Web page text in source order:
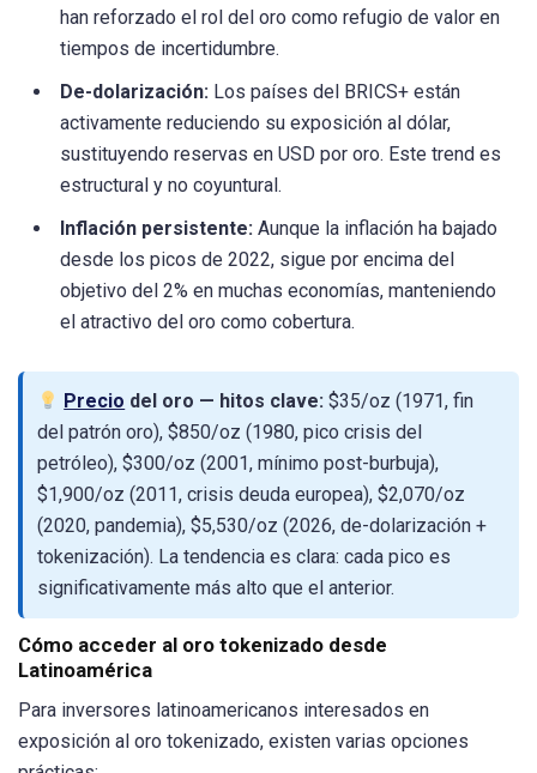
han reforzado el rol del oro como refugio de valor en
tiempos de incertidumbre.
De-dolarización: Los países del BRICS+ están
activamente reduciendo su exposición al dólar,
sustituyendo reservas en USD por oro. Este trend es
estructural y no coyuntural.
Inflación persistente: Aunque la inflación ha bajado
desde los picos de 2022, sigue por encima del
objetivo del 2% en muchas economías, manteniendo
el atractivo del oro como cobertura.
Precio del oro — hitos clave: $35/oz (1971, fin
del patrón oro), $850/oz (1980, pico crisis del
petróleo), $300/oz (2001, mínimo post-burbuja),
$1,900/oz (2011, crisis deuda europea), $2,070/oz
(2020, pandemia), $5,530/oz (2026, de-dolarización +
tokenización). La tendencia es clara: cada pico es
significativamente más alto que el anterior.
Cómo acceder al oro tokenizado desde
Latinoamérica
Para inversores latinoamericanos interesados en
exposición al oro tokenizado, existen varias opciones